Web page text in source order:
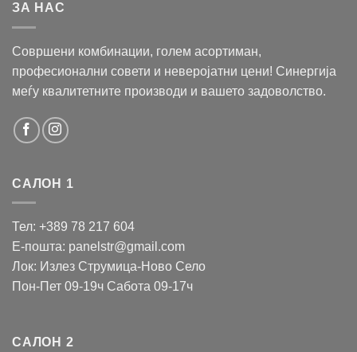
ЗА НАС
Совршени комбинации, голем асортиман,
професионални совети и неверојатни цени! Синергија
меѓу квалитетните производи и вашето задоволство.
САЛОН 1
Тел: +389 78 217 604
Е-пошта: panelstr@gmail.com
Лок: Излез Струмица-Ново Село
Пон-Пет 09-19ч Сабота 09-17ч
САЛОН 2